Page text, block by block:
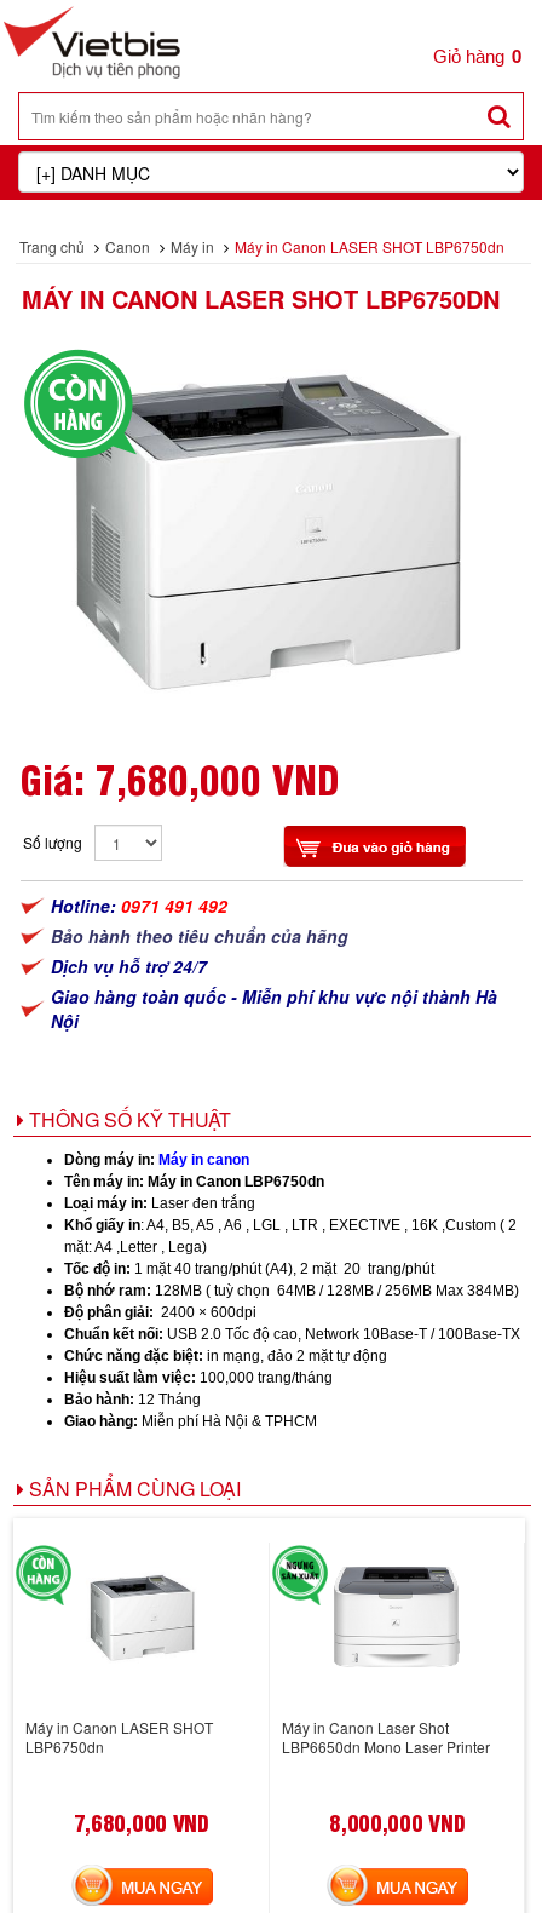
0
Trang chủ Canon Máy in Máy in Canon LASER SHOT LBP6750dn
MÁY IN CANON LASER SHOT LBP6750DN
Giá: 7,680,000 VND
Số lượng
Hotline: 0971 491 492
Bảo hành theo tiêu chuẩn của hãng
Dịch vụ hỗ trợ 24/7
Giao hàng toàn quốc - Miễn phí khu vực nội thành Hà
Nội
THÔNG SỐ KỸ THUẬT
Dòng máy in: Máy in canon
Tên máy in: Máy in Canon LBP6750dn
Loại máy in: Laser đen trắng
Khổ giấy in: A4, B5, A5 , A6 , LGL , LTR , EXECTIVE , 16K ,Custom ( 2
mặt: A4 ,Letter , Lega)
Tốc độ in: 1 mặt 40 trang/phút (A4), 2 mặt 20 trang/phút
Bộ nhớ ram: 128MB ( tuỳ chọn 64MB / 128MB / 256MB Max 384MB)
Độ phân giải: 2400 × 600dpi
Chuẩn kết nối: USB 2.0 Tốc độ cao, Network 10Base-T / 100Base-TX
Chức năng đặc biệt: in mạng, đảo 2 mặt tự động
Hiệu suất làm việc: 100,000 trang/tháng
Bảo hành: 12 Tháng
Giao hàng: Miễn phí Hà Nội & TPHCM
SẢN PHẨM CÙNG LOẠI
Máy in Canon LASER SHOT
LBP6750dn
7,680,000 VND
MUA NGAY
Máy in Canon Laser Shot
LBP6650dn Mono Laser Printer
8,000,000 VND
MUA NGAY